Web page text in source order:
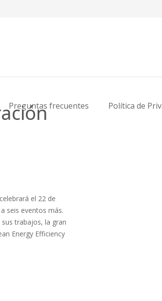
Preguntas frecuentes Política de
el 22 de
seis eventos más.
trabajos, la gran
Energy Efficiency